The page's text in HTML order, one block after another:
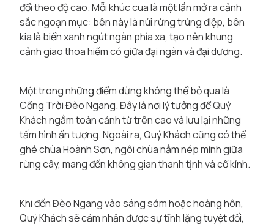
đổi theo độ cao. Mỗi khúc cua là một lần mở ra cảnh
sắc ngoạn mục: bên này là núi rừng trùng điệp, bên
kia là biển xanh ngút ngàn phía xa, tạo nên khung
cảnh giao thoa hiếm có giữa đại ngàn và đại dương.
Một trong những điểm dừng không thể bỏ qua là
Cổng Trời Đèo Ngang. Đây là nơi lý tưởng để Quý
Khách ngắm toàn cảnh từ trên cao và lưu lại những
tấm hình ấn tượng. Ngoài ra, Quý Khách cũng có thể
ghé chùa Hoành Sơn, ngôi chùa nằm nép mình giữa
rừng cây, mang đến không gian thanh tịnh và cổ kính.
Khi đến Đèo Ngang vào sáng sớm hoặc hoàng hôn,
Quý Khách sẽ cảm nhận được sự tĩnh lặng tuyệt đối,